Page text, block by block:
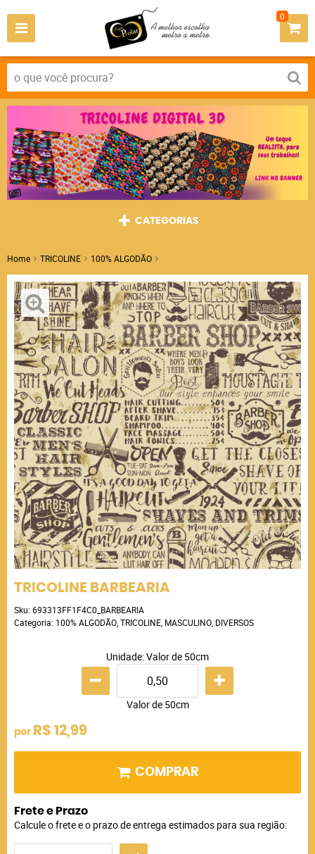
0
CATEGORIAS
Home TRICOLINE 100% ALGODÃO
TRICOLINE BARBEARIA
Sku: 693313FF1F4C0_BARBEARIA
Categoria: 100% ALGODÃO TRICOLINE MASCULINO DIVERSOS
Unidade: Valor de 50cm
Valor de 50cm
por R$ 12,99
COMPRAR
Frete e Prazo
Calcule o frete e o prazo de entrega estimados para sua região: